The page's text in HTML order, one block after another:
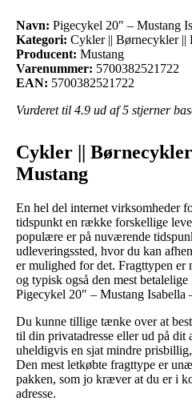
Navn: Pigecykel 20″ – Mustang
Kategori: Cykler || Børnecykler ||
Producent: Mustang
Varenummer: 5700382521722
EAN: 5700382521722
Vurderet til 4.9 ud af 5 stjerner
Cykler ||
Mustang
En hel del internet virksomheder
tidspunkt en række forskellige
populære er på nuværende
udleveringssted, hvor du kan
er mulighed for det. Fragttypen
og typisk også den mest
Pigecykel 20″ – Mustang Isabella
Du kunne tillige tænke over at
til din privatadresse eller ud på dit
uheldigvis en sjat mindre
Den mest letkøbte fragttype er
pakken, som jo kræver at du er i
adresse.